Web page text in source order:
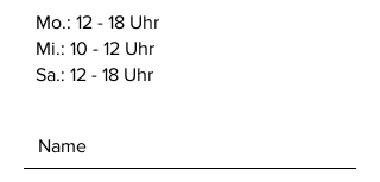
Mo.: 12 - 18 Uhr
Mi.: 10 - 12 Uhr
Sa.: 12 - 18 Uhr